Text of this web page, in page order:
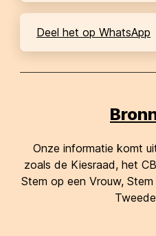
Deel het op WhatsApp
Onze informatie komt
zoals de Kiesraad, het
Stem op een Vrouw,